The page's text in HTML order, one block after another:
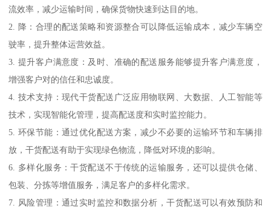
流效率，减少运输时间，确保货物快速到达目的地。
2. 降：合理的配送策略和资源整合可以降低运输成本，减少车辆空
驶率，提升整体运营效益。
3. 提升客户满意度：及时、准确的配送服务能够提升客户满意度，
增强客户对的信任和忠诚度。
4. 技术支持：现代干货配送广泛应用物联网、大数据、人工智能等
技术，实现智能化管理，提高配送度和实时监控能力。
5. 环保节能：通过优化配送方案，减少不必要的运输环节和车辆排
放，干货配送有助于实现绿色物流，降低对环境的影响。
6. 多样化服务：干货配送不于传统的运输服务，还可以提供仓储、
包装、分拣等增值服务，满足客户的多样化需求。
7. 风险管理：通过实时监控和数据分析，干货配送可以有效预防和